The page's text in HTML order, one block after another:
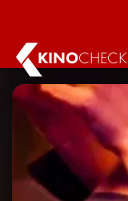
KINOCHECK